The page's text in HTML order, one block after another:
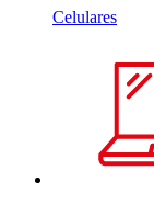
Celulares